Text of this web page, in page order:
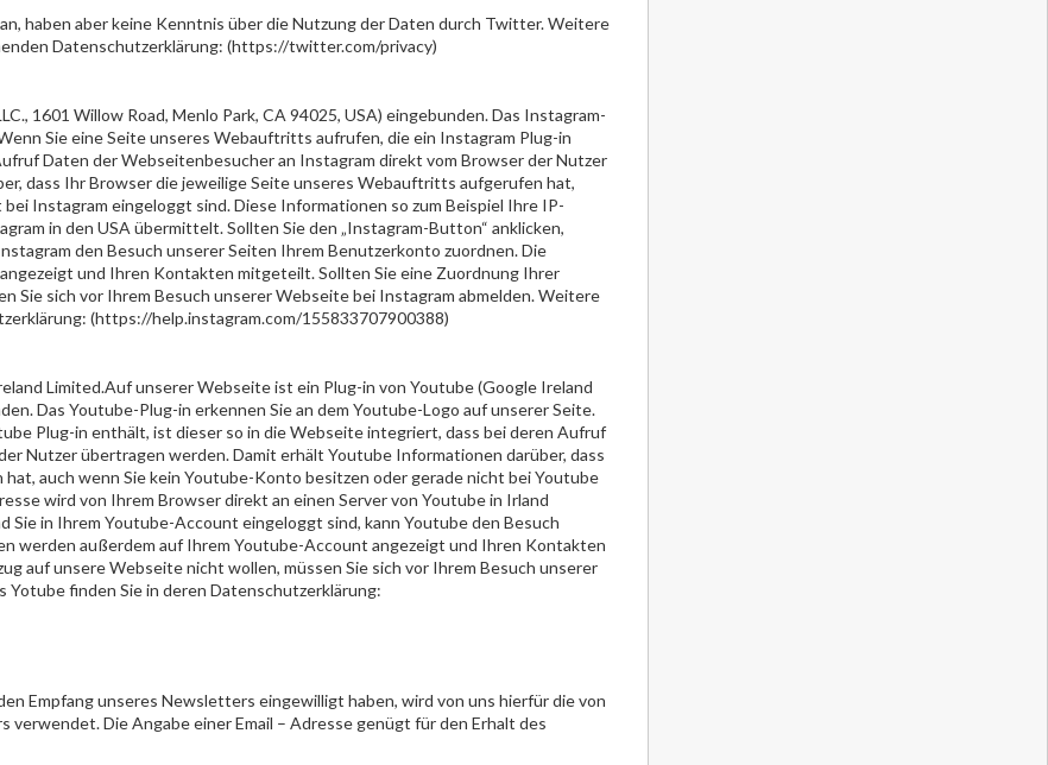
haben aber keine Kenntnis über die Nutzung der Daten durch Twitter. Weitere
Datenschutzerklärung: (https://twitter.com/privacy)
1601 Willow Road, Menlo Park, CA 94025, USA) eingebunden. Das Instagram-
Sie eine Seite unseres Webauftritts aufrufen, die ein Instagram Plug-in
Daten der Webseitenbesucher an Instagram direkt vom Browser der Nutzer
dass Ihr Browser die jeweilige Seite unseres Webauftritts aufgerufen hat,
Instagram eingeloggt sind. Diese Informationen so zum Beispiel Ihre IP-
in den USA übermittelt. Sollten Sie den „Instagram-Button“ anklicken,
den Besuch unserer Seiten Ihrem Benutzerkonto zuordnen. Die
und Ihren Kontakten mitgeteilt. Sollten Sie eine Zuordnung Ihrer
Sie sich vor Ihrem Besuch unserer Webseite bei Instagram abmelden. Weitere
(https://help.instagram.com/155833707900388)
Limited.Auf unserer Webseite ist ein Plug-in von Youtube (Google Ireland
Das Youtube-Plug-in erkennen Sie an dem Youtube-Logo auf unserer Seite.
Plug-in enthält, ist dieser so in die Webseite integriert, dass bei deren Aufruf
Nutzer übertragen werden. Damit erhält Youtube Informationen darüber, dass
auch wenn Sie kein Youtube-Konto besitzen oder gerade nicht bei Youtube
wird von Ihrem Browser direkt an einen Server von Youtube in Irland
Sie in Ihrem Youtube-Account eingeloggt sind, kann Youtube den Besuch
werden außerdem auf Ihrem Youtube-Account angezeigt und Ihren Kontakten
auf unsere Webseite nicht wollen, müssen Sie sich vor Ihrem Besuch unserer
finden Sie in deren Datenschutzerklärung:
Empfang unseres Newsletters eingewilligt haben, wird von uns hierfür die von
Die Angabe einer Email – Adresse genügt für den Erhalt des